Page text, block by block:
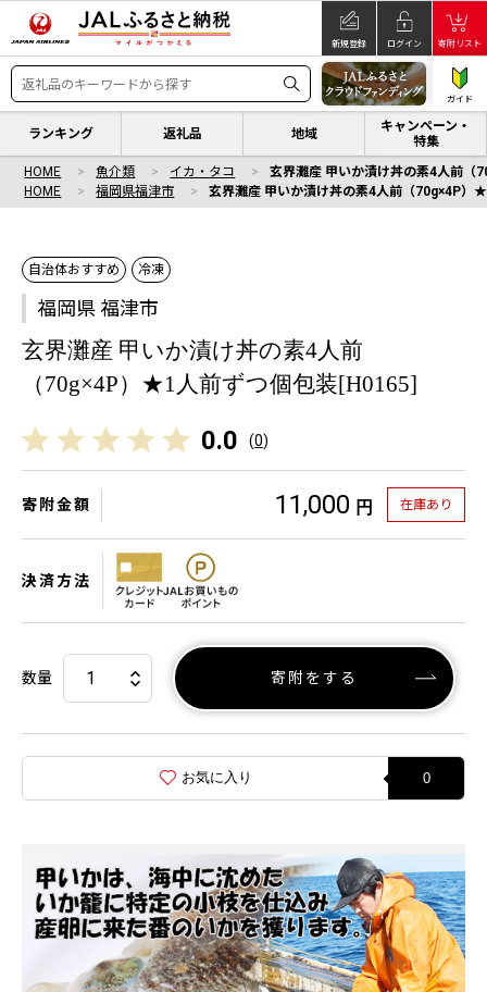
新規登録 ログイン 寄附リスト
ガイド
ランキング 返礼品 地域
キャンペーン・
特集
HOME 魚介類 イカ・タコ
玄界灘産 甲いか漬け丼の素4人前
HOME
福岡県福津市 玄界灘産 甲いか漬け丼の素4人前（70g×4P）
自治体おすすめ 冷凍
福岡県 福津市
玄界灘産 甲いか漬け丼の素4人前
（70g×4P）★1人前ずつ個包装[H0165]
0.0 (0)
寄附金額 11,000 円 在庫あり
決済方法
数量 寄附をする
お気に入り 0